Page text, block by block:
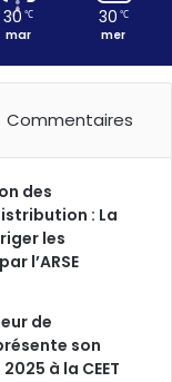
30 ℃
mar
30 ℃
mer
Commentaires
des
: La
les
l’ARSE
de
son
à la CEET